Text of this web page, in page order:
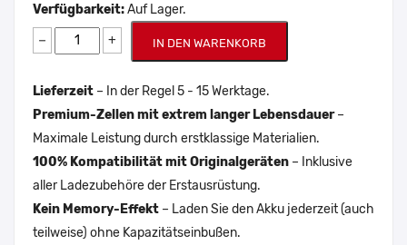
Verfügbarkeit:Auf Lager.
− + IN DEN WARENKORB
Lieferzeit – In der Regel 5 - 15 Werktage.
Premium-Zellen mit extrem langer Lebensdauer–
Maximale Leistung durch erstklassige Materialien.
100% Kompatibilität mit Originalgeräten – Inklusive
aller Ladezubehöre der Erstausrüstung.
Kein Memory-Effekt – Laden Sie den Akku jederzeit (auch
teilweise) ohne Kapazitätseinbußen.